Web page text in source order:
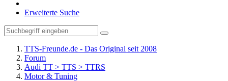
Erweiterte Suche
TTS-Freunde.de - Das Original seit 2008
Forum
Audi TT > TTS > TTRS
Motor & Tuning